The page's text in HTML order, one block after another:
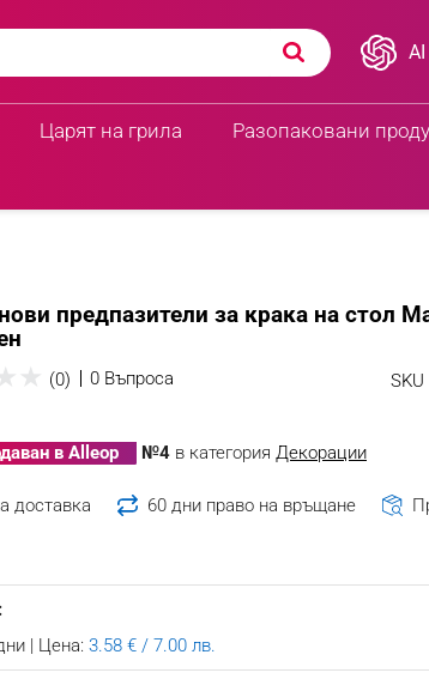
Царят на грила Разопаковани
предпазители за крака на стол
SKU
★ (0) 0 Въпроса
в Alleop №4 в категория Декорации
доставка 60 дни право на връщане
| Цена: 3.58 € / 7.00 лв.